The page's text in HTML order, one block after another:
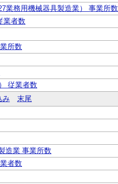
業務用機械器具製造業） 事業所数
業者数
所数
従業者数
み 末尾
造業 事業所数
者数